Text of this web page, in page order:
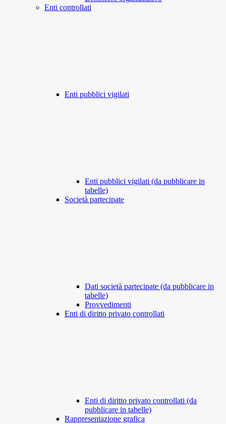
Enti controllati
Enti pubblici vigilati
Enti pubblici vigilati (da pubblicare in
tabelle)
Società partecipate
Dati società partecipate (da pubblicare in
tabelle)
Provvedimenti
Enti di diritto privato controllati
Enti di diritto privato controllati (da
pubblicare in tabelle)
Rappresentazione grafica